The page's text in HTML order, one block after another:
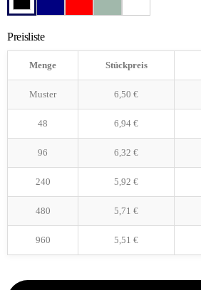
Preisliste
Menge Stückpreis
Muster 6,50 €
48 6,94 €
96 6,32 €
240 5,92 €
480 5,71 €
960 5,51 €